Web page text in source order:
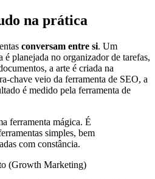
na prática
conversam entre si. Um
planejada no organizador de tarefas,
a arte é criada na
chave veio da ferramenta de SEO, a
é medido pela ferramenta de
ferramenta mágica. É
simples, bem
com constância.
(Growth Marketing)